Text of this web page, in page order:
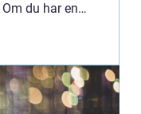
du har en